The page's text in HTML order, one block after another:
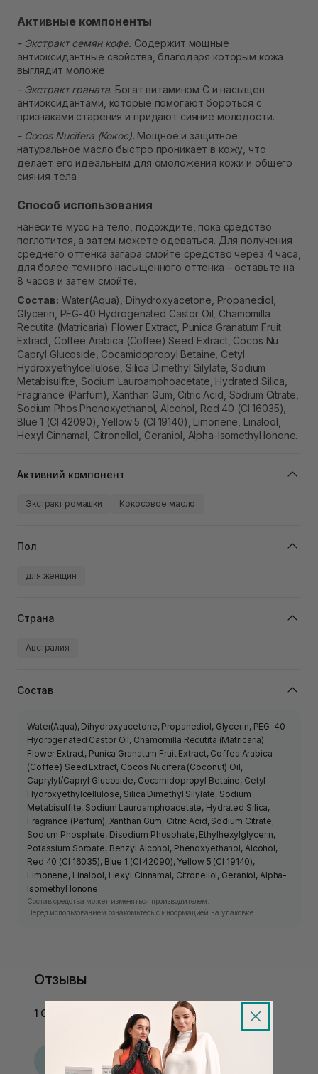
Активные компоненты
- Экстракт семян кофе. Содержит мощные
антиоксидантные свойства, благодаря которым кожа
выглядит моложе.
- Экстракт граната. Богат витамином С и насыщен
антиоксидантами, которые помогают бороться с
признаками старения и придают сияние молодости.
- Cocos Nucifera (Кокос). Мощное и защитное
натуральное масло быстро проникает в кожу, что
делает его идеальным для омоложения кожи и общего
сияния тела.
Способ использования
нанесите мусс на тело, подождите, пока средство
поглотится, а затем можете одеваться. Для получения
среднего оттенка загара смойте средство через 4 часа,
для более темного насыщенного оттенка – оставьте на
8 часов и затем смойте.
Состав: Water(Aqua), Dihydroxyacetone, Propanediol,
Glycerin, PEG-40 Hydrogenated Castor Oil, Chamomilla
Recutita (Matricaria) Flower Extract, Punica Granatum Fruit
Extract, Coffee Arabica (Coffee) Seed Extract, Cocos Nu
Capryl Glucoside, Cocamidopropyl Betaine, Cetyl
Hydroxyethylcellulose, Silica Dimethyl Silylate, Sodium
Metabisulfite, Sodium Lauroamphoacetate, Hydrated Silica,
Fragrance (Parfum), Xanthan Gum, Citric Acid, Sodium Citrate,
Sodium Phos Phenoxyethanol, Alcohol, Red 40 (CI 16035),
Blue 1 (CI 42090), Yellow 5 (CI 19140), Limonene, Linalool,
Hexyl Cinnamal, Citronellol, Geraniol, Alpha-Isomethyl Ionone.
Активний компонент
Экстракт ромашки Кокосовое масло
Пол
для женщин
Страна
Австралия
Состав
Water(Aqua), Dihydroxyacetone, Propanediol, Glycerin, PEG-40
Hydrogenated Castor Oil, Chamomilla Recutita (Matricaria)
Flower Extract, Punica Granatum Fruit Extract, Coffea Arabica
(Coffee) Seed Extract, Cocos Nucifera (Coconut) Oil,
Caprylyl/Capryl Glucoside, Cocamidopropyl Betaine, Cetyl
Hydroxyethylcellulose, Silica Dimethyl Silylate, Sodium
Metabisulfite, Sodium Lauroamphoacetate, Hydrated Silica,
Fragrance (Parfum), Xanthan Gum, Citric Acid, Sodium Citrate,
Sodium Phosphate, Disodium Phosphate, Ethylhexylglycerin,
Potassium Sorbate, Benzyl Alcohol, Phenoxyethanol, Alcohol,
Red 40 (CI 16035), Blue 1 (CI 42090), Yellow 5 (CI 19140),
Limonene, Linalool, Hexyl Cinnamal, Citronellol, Geraniol, Alpha-
Isomethyl Ionone.
Состав средства может изменяться производителем.
Перед использованием ознакомьтесь с информацией на упаковке.
Отзывы
1 Отзыв
Мирослава